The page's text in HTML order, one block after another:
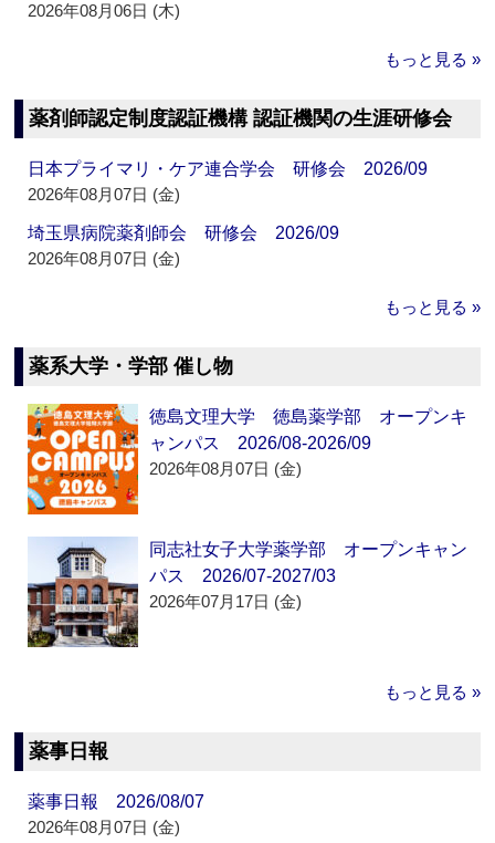
2026年08月06日 (木)
もっと見る »
薬剤師認定制度認証機構 認証機関の生涯研修会
日本プライマリ・ケア連合学会 研修会 2026/09
2026年08月07日 (金)
埼玉県病院薬剤師会 研修会 2026/09
2026年08月07日 (金)
もっと見る »
薬系大学・学部 催し物
徳島文理大学 徳島薬学部 オープンキ
ャンパス 2026/08-2026/09
2026年08月07日 (金)
同志社女子大学薬学部 オープンキャン
パス 2026/07-2027/03
2026年07月17日 (金)
もっと見る »
薬事日報
薬事日報 2026/08/07
2026年08月07日 (金)